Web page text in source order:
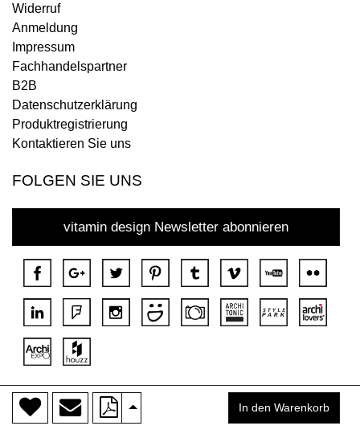
> In den Warenkorb
Widerruf
Anmeldung
Impressum
Fachhandelspartner
B2B
Datenschutzerklärung
Produktregistrierung
Kontaktieren Sie uns
FOLGEN SIE UNS
vitamin design Newsletter abonnieren
Copyright © 2018 DONA Alle Rechte vorbehalten.